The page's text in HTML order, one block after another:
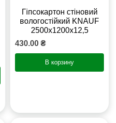
Гіпсокартон стіновий
вологостійкий KNAUF
2500х1200х12,5
430.00 ₴
В корзину